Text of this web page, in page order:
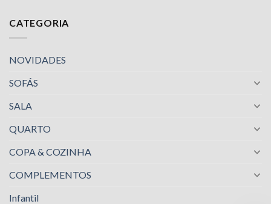
CATEGORIA
NOVIDADES
SOFÁS
SALA
QUARTO
COPA & COZINHA
COMPLEMENTOS
Infantil